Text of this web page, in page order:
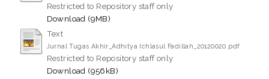
Restricted to Repository staff only
Download (9MB)
Text
Jurnal Tugas Akhir_Adhitya Ichlasul Fadillah_20120020.pdf
Restricted to Repository staff only
Download (956kB)